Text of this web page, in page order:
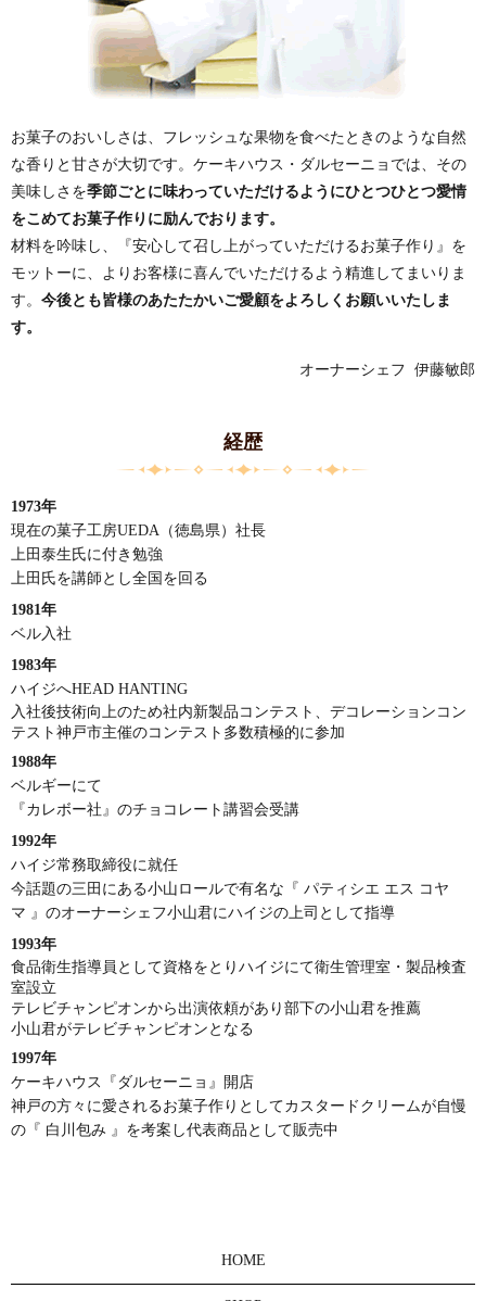
お菓子のおいしさは、フレッシュな果物を食べたときのような自然
な香りと甘さが大切です。ケーキハウス・ダルセーニョでは、その
美味しさを季節ごとに味わっていただけるようにひとつひとつ愛情
をこめてお菓子作りに励んでおります。
材料を吟味し、『安心して召し上がっていただけるお菓子作り』を
モットーに、よりお客様に喜んでいただけるよう精進してまいりま
す。 今後とも皆様のあたたかいご愛顧をよろしくお願いいたしま
す。
オーナーシェフ 伊藤敏郎
経歴
1973年
現在の菓子工房UEDA（徳島県）社長
上田泰生氏に付き勉強
上田氏を講師とし全国を回る
1981年
ベル入社
1983年
ハイジへHEAD HANTING
入社後技術向上のため社内新製品コンテスト、デコレーションコン
テスト神戸市主催のコンテスト多数積極的に参加
1988年
ベルギーにて
『カレボー社』のチョコレート講習会受講
1992年
ハイジ常務取締役に就任
今話題の三田にある小山ロールで有名な『 パティシエ エス コヤ
マ 』のオーナーシェフ小山君にハイジの上司として指導
1993年
食品衛生指導員として資格をとりハイジにて衛生管理室・製品検査
室設立
テレビチャンピオンから出演依頼があり部下の小山君を推薦
小山君がテレビチャンピオンとなる
1997年
ケーキハウス『ダルセーニョ』開店
神戸の方々に愛されるお菓子作りとしてカスタードクリームが自慢
の『 白川包み 』を考案し代表商品として販売中
HOME